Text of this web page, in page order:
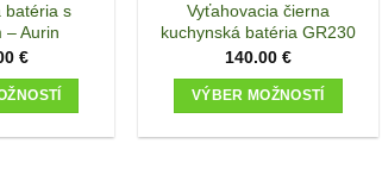
The
options
may
be
batéria s
– Aurin
€
Vyťahovacia čierna
kuchynská batéria GR230
140.00 €
VÝBER MOŽNOSTÍ